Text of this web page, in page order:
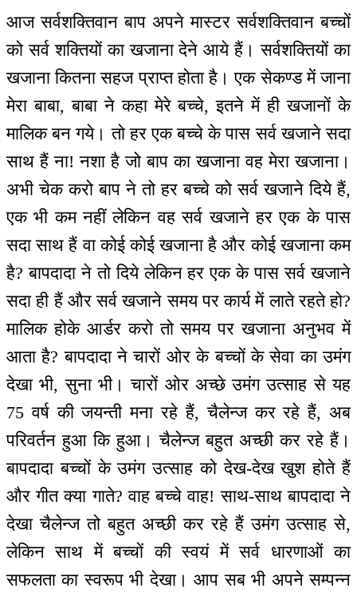
आज सर्वशक्तिवान बाप अपने मास्टर सर्वशक्तिवान बच्चों
को सर्व शक्तियों का खजाना देने आये हैं। सर्वशक्तियों का
खजाना कितना सहज प्राप्त होता है। एक सेकण्ड में जाना
मेरा बाबा, बाबा ने कहा मेरे बच्चे, इतने में ही खजानों के
मालिक बन गये। तो हर एक बच्चे के पास सर्व खजाने सदा
साथ हैं ना! नशा है जो बाप का खजाना वह मेरा खजाना।
अभी चेक करो बाप ने तो हर बच्चे को सर्व खजाने दिये हैं,
एक भी कम नहीं लेकिन वह सर्व खजाने हर एक के पास
सदा साथ हैं वा कोई कोई खजाना है और कोई खजाना कम
है? बापदादा ने तो दिये लेकिन हर एक के पास सर्व खजाने
सदा ही हैं और सर्व खजाने समय पर कार्य में लाते रहते हो?
मालिक होके आर्डर करो तो समय पर खजाना अनुभव में
आता है? बापदादा ने चारों ओर के बच्चों के सेवा का उमंग
देखा भी, सुना भी। चारों ओर अच्छे उमंग उत्साह से यह
75 वर्ष की जयन्ती मना रहे हैं, चैलेन्ज कर रहे हैं, अब
परिवर्तन हुआ कि हुआ। चैलेन्ज बहुत अच्छी कर रहे हैं।
बापदादा बच्चों के उमंग उत्साह को देख-देख खुश होते हैं
और गीत क्या गाते? वाह बच्चे वाह! साथ-साथ बापदादा ने
देखा चैलेन्ज तो बहुत अच्छी कर रहे हैं उमंग उत्साह से,
लेकिन साथ में बच्चों की स्वयं में सर्व धारणाओं का
सफलता का स्वरूप भी देखा। आप सब भी अपने सम्पन्न